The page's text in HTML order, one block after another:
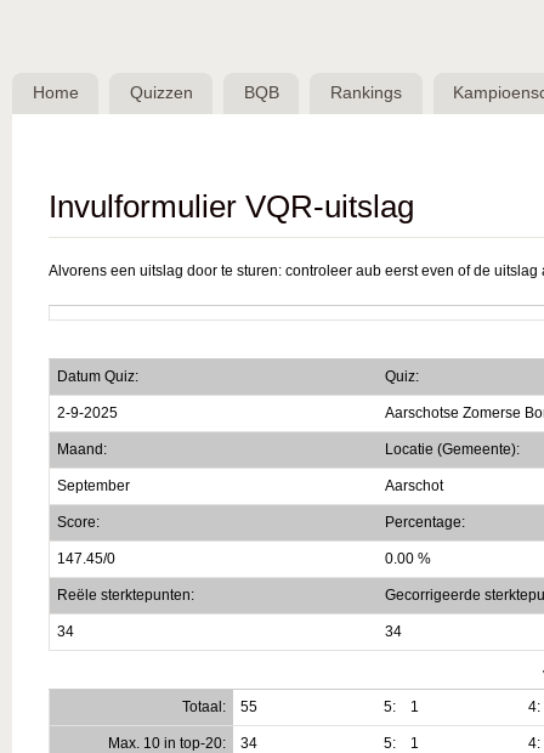
Belgische
QuizBond
Home Quizzen BQB Rankings
Invulformulier VQR-uitslag
Alvorens een uitslag door te sturen: controleer aub eerst even of de
Datum Quiz: Quiz:
2-9-2025 Aarschotse Zomerse
Maand: Locatie (Gemeente):
September Aarschot
Score: Percentage:
147.45/0 0.00 %
Reële sterktepunten: Gecorrigeerde
34 34
Totaal:
55 5: 1 4:
Max. 10 in top-20: 34 5: 1 4: